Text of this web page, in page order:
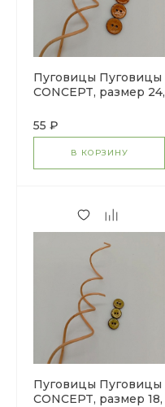
Пуговицы Пуговицы
CONCEPT, размер 24,
темно-желтый
55 ₽
В КОРЗИНУ
Пуговицы Пуговицы
CONCEPT, размер 18,